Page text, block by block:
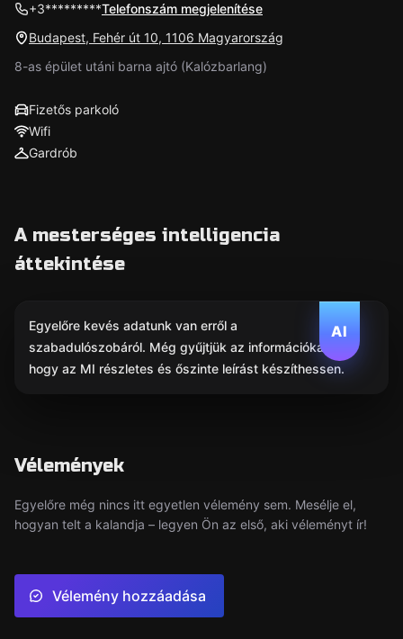
+3*********Telefonszám megjelenítése
Budapest, Fehér út 10, 1106 Magyarország
8-as épület utáni barna ajtó (Kalózbarlang)
Fizetős parkoló
Wifi
Gardrób
A mesterséges intelligencia
áttekintése
AI
Egyelőre kevés adatunk van erről a
szabadulószobáról. Még gyűjtjük az információkat,
hogy az MI részletes és őszinte leírást készíthessen.
Vélemények
Egyelőre még nincs itt egyetlen vélemény sem. Mesélje el,
hogyan telt a kalandja – legyen Ön az első, aki véleményt ír!
Vélemény hozzáadása